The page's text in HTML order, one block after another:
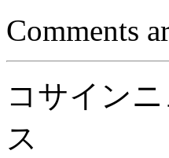
Comments
コサイン